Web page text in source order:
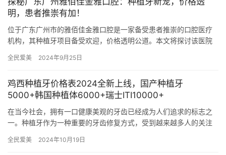
明，患者推崇有加！
位于广东广州市的雅佰佳金雅口腔是一家备受患者推崇的口腔医疗
机构，其种植牙项目备受欢迎，价格透明公道。本文将探讨该医院
地址、…
全民爱美 2024年9月25日
鸡西种植牙价格表2024全新上线，国产种植牙
5000+韩国种植体6000+瑞士ITI10000+
在当今社会，拥有一口健康美观的牙齿已经成为人们追求的标志之
一。种植牙作为一种重要的牙齿修复方式，受到越来越多人的关注
文将为…
全民爱美 2024年10月19日